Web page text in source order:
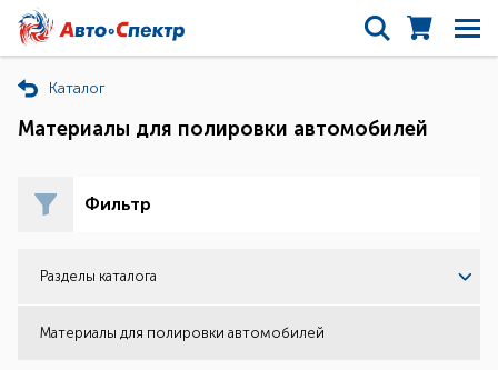
Каталог
Материалы для полировки автомобилей
Фильтр
Разделы каталога
Материалы для полировки автомобилей